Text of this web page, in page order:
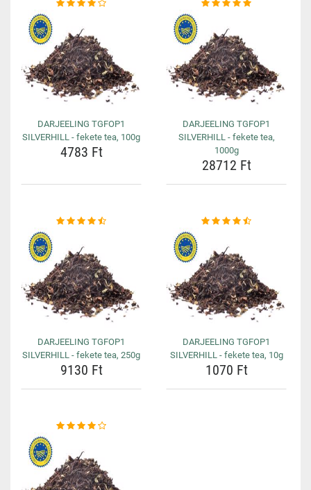
DARJEELING TGFOP1
SILVERHILL - fekete tea, 100g
4783 Ft
DARJEELING TGFOP1
SILVERHILL - fekete tea,
1000g
28712 Ft
DARJEELING TGFOP1
SILVERHILL - fekete tea, 250g
9130 Ft
DARJEELING TGFOP1
SILVERHILL - fekete tea, 10g
1070 Ft